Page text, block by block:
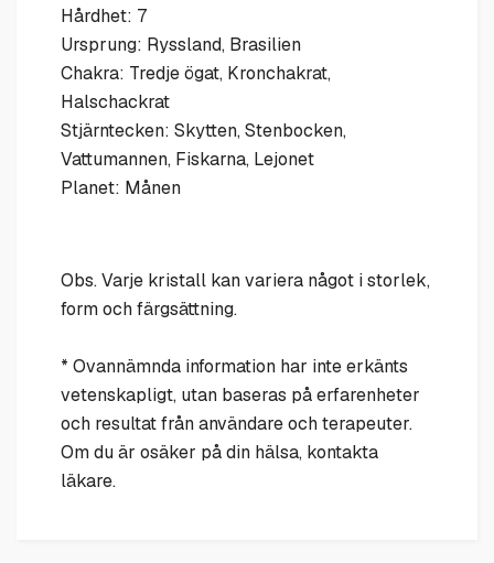
Hårdhet: 7
Ursprung: Ryssland, Brasilien
Chakra: Tredje ögat, Kronchakrat,
Halschackrat
Stjärntecken: Skytten, Stenbocken,
Vattumannen, Fiskarna, Lejonet
Planet: Månen
Obs. Varje kristall kan variera något i storlek,
form och färgsättning.
* Ovannämnda information har inte erkänts
vetenskapligt, utan baseras på erfarenheter
och resultat från användare och terapeuter.
Om du är osäker på din hälsa, kontakta
läkare.